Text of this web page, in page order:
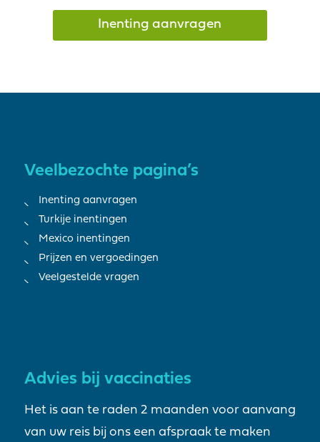
Inenting aanvragen
Veelbezochte pagina’s
Inenting aanvragen
Turkije inentingen
Mexico inentingen
Prijzen en vergoedingen
Veelgestelde vragen
Advies bij vaccinaties
Het is aan te raden 2 maanden voor aanvang
van uw reis bij ons een afspraak te maken